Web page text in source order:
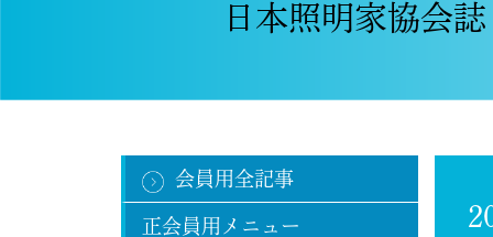
日本照明家協会
会員用全記事
正会員用メニュー